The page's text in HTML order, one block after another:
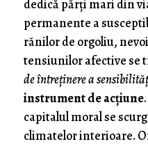
dedică părți mari din
permanente a
rănilor de orgoliu,
tensiunilor afective
de întreținere a
instrument de acțiune
capitalul moral se
climatelor interioare.